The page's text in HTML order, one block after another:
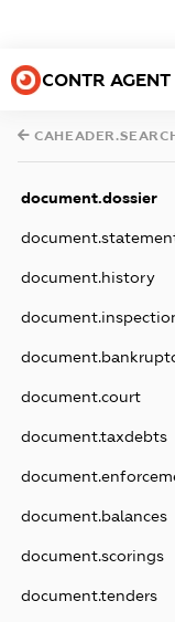
CONTR AGENT
document.dossier
document.history
document.court
document.taxdebts
document.balances
document.scorings
document.tenders